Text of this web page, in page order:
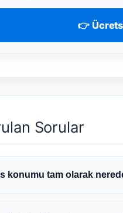
👉
Sorular
konumu tam olarak